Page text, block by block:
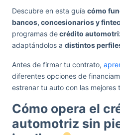
Descubre en esta guía cómo
bancos, concesionarios y
programas decrédito
adaptándolos a distintos
Antes de firmar tu contrato,
diferentes opciones de
estrenar tu auto con las mejores
Cómo opera el
automotriz sin